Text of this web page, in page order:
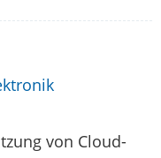
von Cloud-